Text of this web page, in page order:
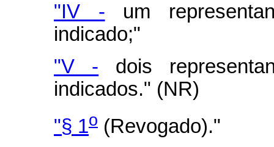
"IV - um
indicado;"
"V - dois
indicados." (NR)
"§ 1o (Revogado)."